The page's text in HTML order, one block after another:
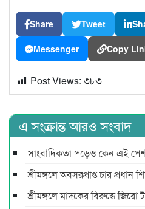
Share Tweet
Messenger Copy
Post Views: ৩৮৩
এ সংক্রান্ত আরও সংবাদ
সাংবাদিকতা পড়েও কেন এই
শ্রীমঙ্গলে অবসরপ্রাপ্ত চার প্রধান
শ্রীমঙ্গলে মাদকের বিরুদ্ধে জিরো